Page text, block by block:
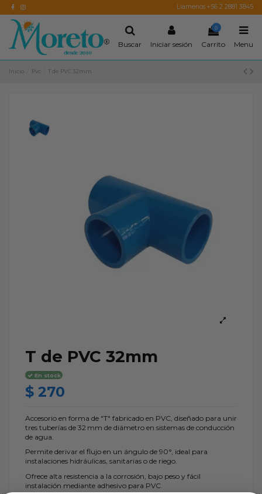
Llamenos +56 2 2881 3845
Buscar Iniciar sesión
0
Carrito Menu
Inicio Pvc T de PVC 32mm
T de PVC 32mm
En stock
$ 270
Accesorio en forma de "T" fabricado en PVC, diseñado para unir
tres tuberías de 32 mm de diámetro en sistemas de conducción
de agua.
Permite derivar el flujo en un ángulo de 90°, ideal para
instalaciones hidráulicas, sanitarias o de riego.
Ofrece alta resistencia a la corrosión, bajo peso y fácil
instalación mediante adhesivo para PVC.